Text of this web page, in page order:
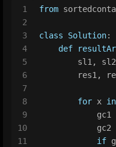
1
2
3
4
5
6
7
8
9
10
11
from
class Solution:
def
sl1,
res1,
for x in
gc1
gc2
if